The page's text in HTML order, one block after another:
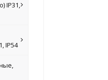
IP31,
IP54